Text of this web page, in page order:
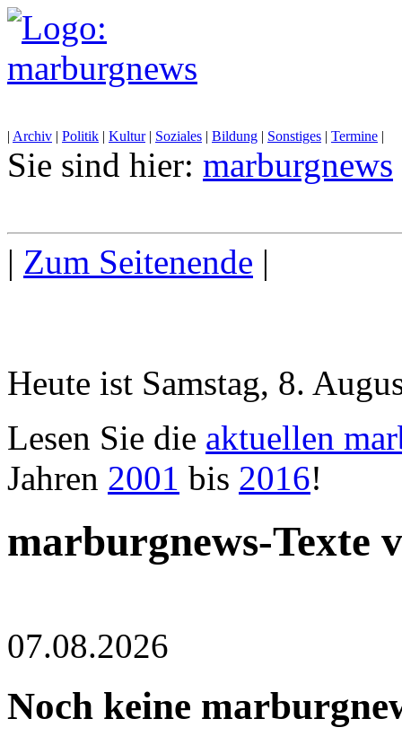
| Archiv | Politik | Kultur| Soziales | Bildung | Sonstiges | Termine |
Sie sind hier: marburgnews
| Zum Seitenende |
Heute ist Samstag, 8.
Lesen Sie die aktuellen
Jahren 2001 bis 2016!
marburgnews-Texte
07.08.2026
Noch keine